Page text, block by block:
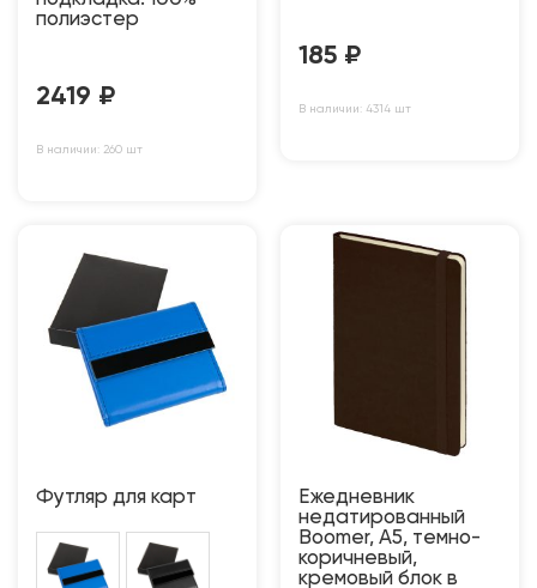
полиэстер
2419 ₽
В наличии: 260 шт
185 ₽
В наличии: 4314 шт
Футляр для карт
Ежедневник
недатированный
Boomer, А5, темно-
коричневый,
кремовый блок в